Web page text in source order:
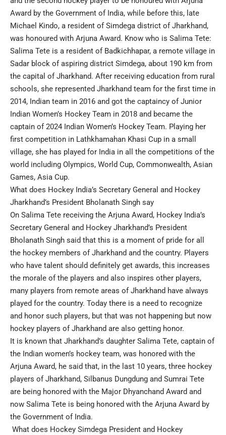
Award by the Government of India, while before this, late
Michael Kindo, a resident of Simdega district of Jharkhand,
was honoured with Arjuna Award. Know who is Salima Tete:
Salima Tete is a resident of Badkichhapar, a remote village in
Sadar block of aspiring district Simdega, about 190 km from
the capital of Jharkhand. After receiving education from rural
schools, she represented Jharkhand team for the first time in
2014, Indian team in 2016 and got the captaincy of Junior
Indian Women’s Hockey Team in 2018 and became the
captain of 2024 Indian Women’s Hockey Team. Playing her
first competition in Lathkhamahan Khasi Cup in a small
village, she has played for India in all the competitions of the
world including Olympics, World Cup, Commonwealth, Asian
Games, Asia Cup.
What does Hockey India’s Secretary General and Hockey
Jharkhand’s President Bholanath Singh say
On Salima Tete receiving the Arjuna Award, Hockey India’s
Secretary General and Hockey Jharkhand’s President
Bholanath Singh said that this is a moment of pride for all
the hockey members of Jharkhand and the country. Players
who have talent should definitely get awards, this increases
the morale of the players and also inspires other players,
many players from remote areas of Jharkhand have always
played for the country. Today there is a need to recognize
and honor such players, but that was not happening but now
hockey players of Jharkhand are also getting honor.
It is known that Jharkhand’s daughter Salima Tete, captain of
the Indian women’s hockey team, was honored with the
Arjuna Award, he said that, in the last 10 years, three hockey
players of Jharkhand, Silbanus Dungdung and Sumrai Tete
are being honored with the Major Dhyanchand Award and
now Salima Tete is being honored with the Arjuna Award by
the Government of India.
What does Hockey Simdega President and Hockey